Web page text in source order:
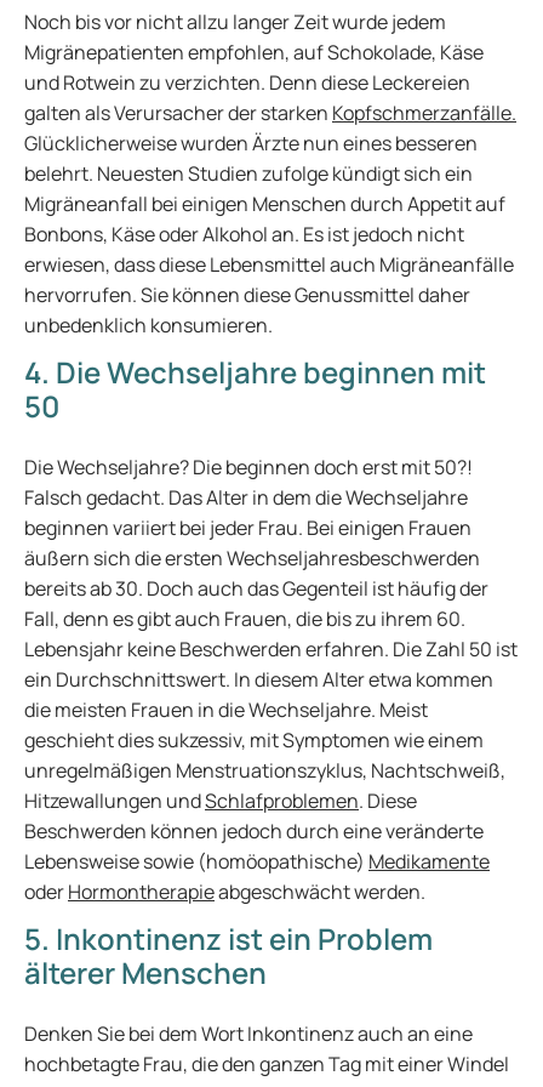
Noch bis vor nicht allzu langer Zeit wurde jedem
Migränepatienten empfohlen, auf Schokolade, Käse
und Rotwein zu verzichten. Denn diese Leckereien
galten als Verursacher der starken Kopfschmerzanfälle.
Glücklicherweise wurden Ärzte nun eines besseren
belehrt. Neuesten Studien zufolge kündigt sich ein
Migräneanfall bei einigen Menschen durch Appetit auf
Bonbons, Käse oder Alkohol an. Es ist jedoch nicht
erwiesen, dass diese Lebensmittel auch Migräneanfälle
hervorrufen. Sie können diese Genussmittel daher
unbedenklich konsumieren.
4. Die Wechseljahre beginnen mit
50
Die Wechseljahre? Die beginnen doch erst mit 50?!
Falsch gedacht. Das Alter in dem die Wechseljahre
beginnen variiert bei jeder Frau. Bei einigen Frauen
äußern sich die ersten Wechseljahresbeschwerden
bereits ab 30. Doch auch das Gegenteil ist häufig der
Fall, denn es gibt auch Frauen, die bis zu ihrem 60.
Lebensjahr keine Beschwerden erfahren. Die Zahl 50 ist
ein Durchschnittswert. In diesem Alter etwa kommen
die meisten Frauen in die Wechseljahre. Meist
geschieht dies sukzessiv, mit Symptomen wie einem
unregelmäßigen Menstruationszyklus, Nachtschweiß,
Hitzewallungen undSchlafproblemen. Diese
Beschwerden können jedoch durch eine veränderte
Lebensweise sowie (homöopathische) Medikamente
oderHormontherapieabgeschwächt werden.
5. Inkontinenz ist ein Problem
älterer Menschen
Denken Sie bei dem Wort Inkontinenz auch an eine
hochbetagte Frau, die den ganzen Tag mit einer Windel